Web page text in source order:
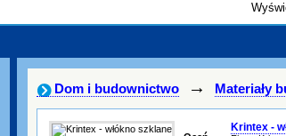
Dom i budownictwo → Materiały
Krintex -